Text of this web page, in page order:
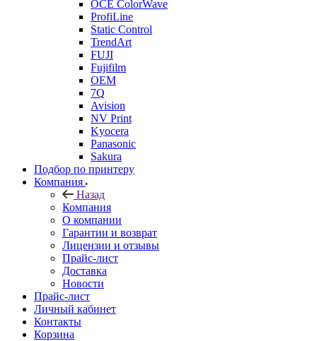
OCE ColorWave
ProfiLine
Static Control
TrendArt
FUJI
Fujifilm
OEM
7Q
Avision
NV Print
Kyocera
Panasonic
Sakura
Подбор по принтеру
Компания
Назад
Компания
О компании
Гарантии и возврат
Лицензии и отзывы
Прайс-лист
Доставка
Новости
Прайс-лист
Личный кабинет
Контакты
Корзина